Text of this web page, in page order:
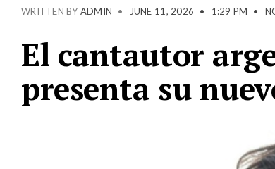
WRITTEN BY ADMIN • JUNE 11, 2026 • 1:29 PM •
El cantautor
presenta su